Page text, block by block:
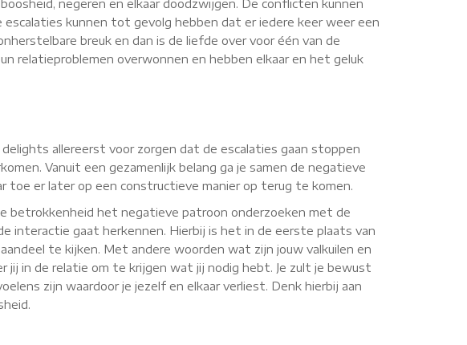
negeren en elkaar doodzwijgen. De conflicten kunnen
kunnen tot gevolg hebben dat er iedere keer weer een
breuk en dan is de liefde over voor één van de
relatieproblemen overwonnen en hebben elkaar en het geluk
allereerst voor zorgen dat de escalaties gaan stoppen
Vanuit een gezamenlijk belang ga je samen de negatieve
er later op een constructieve manier op terug te komen.
betrokkenheid het negatieve patroon onderzoeken met de
interactie gaat herkennen. Hierbij is het in de eerste plaats van
te kijken. Met andere woorden wat zijn jouw valkuilen en
jij in de relatie om te krijgen wat jij nodig hebt. Je zult je bewust
zijn waardoor je jezelf en elkaar verliest. Denk hierbij aan